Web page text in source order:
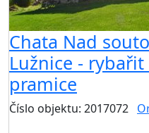
Chata Nad
Lužnice -
pramice
Číslo objektu: 2017072